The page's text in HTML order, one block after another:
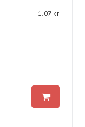
1.07 кг